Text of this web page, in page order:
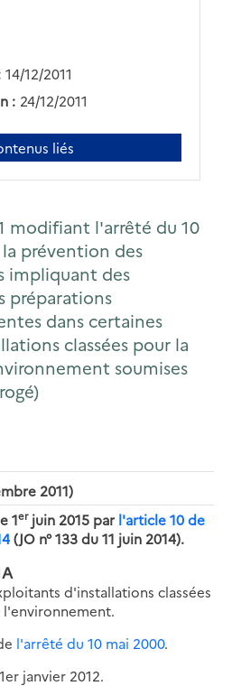
14/12/2011
: 24/12/2011
liés
modifiant l'arrêté du 10
prévention des
impliquant des
préparations
dans certaines
classées pour la
soumises
2011)
1erjuin 2015 par l'article 10 de
(JO n° 133 du 11 juin 2014).
d'installations classées
l'arrêté du 10 mai 2000.
janvier 2012.